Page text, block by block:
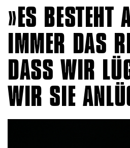
ES BESTEHT
IMMER DAS
DASS WIR
WIR SIE